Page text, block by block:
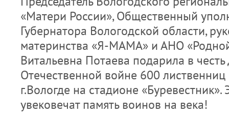
«Матери России», Общественный
Губернатора Вологодской области,
материнства «Я-МАМА» и АНО
Витальевна Потаева подарила в
Отечественной войне 600
г.Вологде на стадионе «Буревестник».
увековечат память воинов на века!